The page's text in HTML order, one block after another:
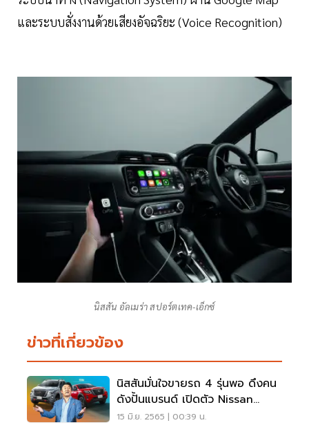
และระบบสั่งงานด้วยเสียงอัจฉริยะ (Voice Recognition)
นิสสัน อัลเมร่า สปอร์ตเทค-เอ็กซ์
ข่าวที่เกี่ยวข้อง
นิสสันมั่นใจขายรถ 4 รุ่นพอ ดึงคน
ดังปั้นแบรนด์ เปิดตัว Nissan
Kicks 1 ก.ค.นี้
15 มิ.ย. 2565 | 00:39 น.